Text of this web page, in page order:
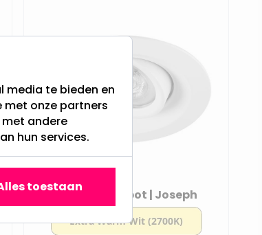
LED inbouwspot | Joseph
media te bieden en
met onze partners
andere
hun services.
toestaan